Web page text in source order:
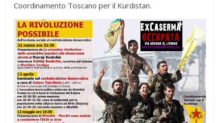
Coordinamento Toscano per il Kurdistan.